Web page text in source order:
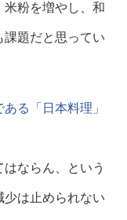
米粉を増やし、和
題だと思ってい
る「日本料理」
ならん、という
少は止められない